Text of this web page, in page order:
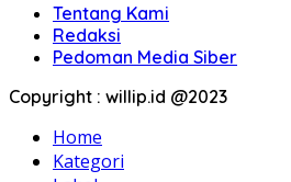
Tentang Kami
Redaksi
Pedoman Media Siber
Copyright : willip.id @2023
Home
Kategori